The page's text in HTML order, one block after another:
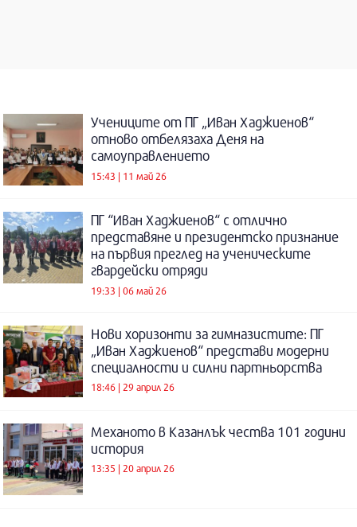
Учениците от ПГ „Иван Хаджиенов“
отново отбелязаха Деня на
самоуправлението
15:43 | 11 май 26
ПГ “Иван Хаджиенов“ с отлично
представяне и президентско признание
на първия преглед на ученическите
гвардейски отряди
19:33 | 06 май 26
Нови хоризонти за гимназистите: ПГ
„Иван Хаджиенов“ представи модерни
специалности и силни партньорства
18:46 | 29 април 26
Механото в Казанлък чества 101 години
история
13:35 | 20 април 26